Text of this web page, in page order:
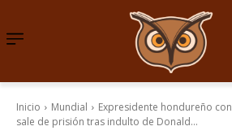
Inicio Mundial
Expresidente hondureño
sale de prisión tras indulto de Donald...